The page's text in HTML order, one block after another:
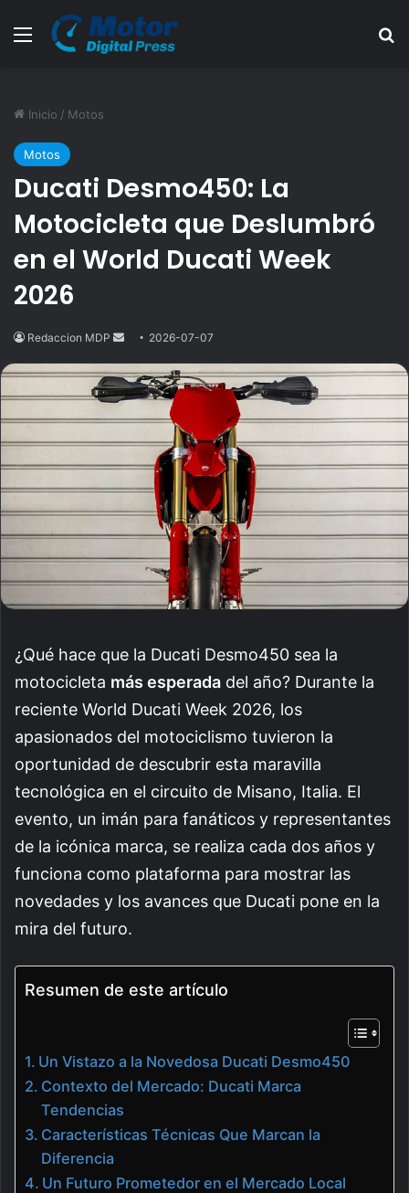
Menú
Inicio / Motos
Motos
Ducati Desmo450: La
Motocicleta que Deslumbró
en el World Ducati Week
2026
Redaccion MDP
Send
email
2026-07-07
¿Qué hace que la Ducati Desmo450 sea la
motocicleta más esperada del año? Durante la
reciente World Ducati Week 2026, los
apasionados del motociclismo tuvieron la
oportunidad de descubrir esta maravilla
tecnológica en el circuito de Misano, Italia. El
evento, un imán para fanáticos y representantes
de la icónica marca, se realiza cada dos años y
funciona como plataforma para mostrar las
novedades y los avances que Ducati pone en la
mira del futuro.
Resumen de este artículo
Un Vistazo a la Novedosa Ducati Desmo450
Contexto del Mercado: Ducati Marca
Tendencias
Características Técnicas Que Marcan la
Diferencia
Un Futuro Prometedor en el Mercado Local